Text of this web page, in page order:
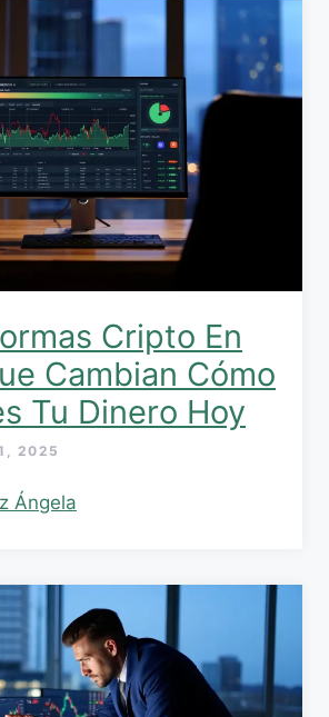
Cripto En
Cambian Cómo
Tu Dinero Hoy
2025
Ángela